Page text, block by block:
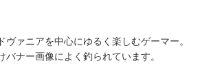
ァニアを中心にゆるく楽しむゲーマー。
ナー画像によく釣られています。